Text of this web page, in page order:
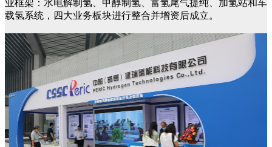
业框架：水电解制氢、甲醇制氢、富氢尾气提纯、加氢站和车
载氢系统，四大业务板块进行整合并增资后成立。